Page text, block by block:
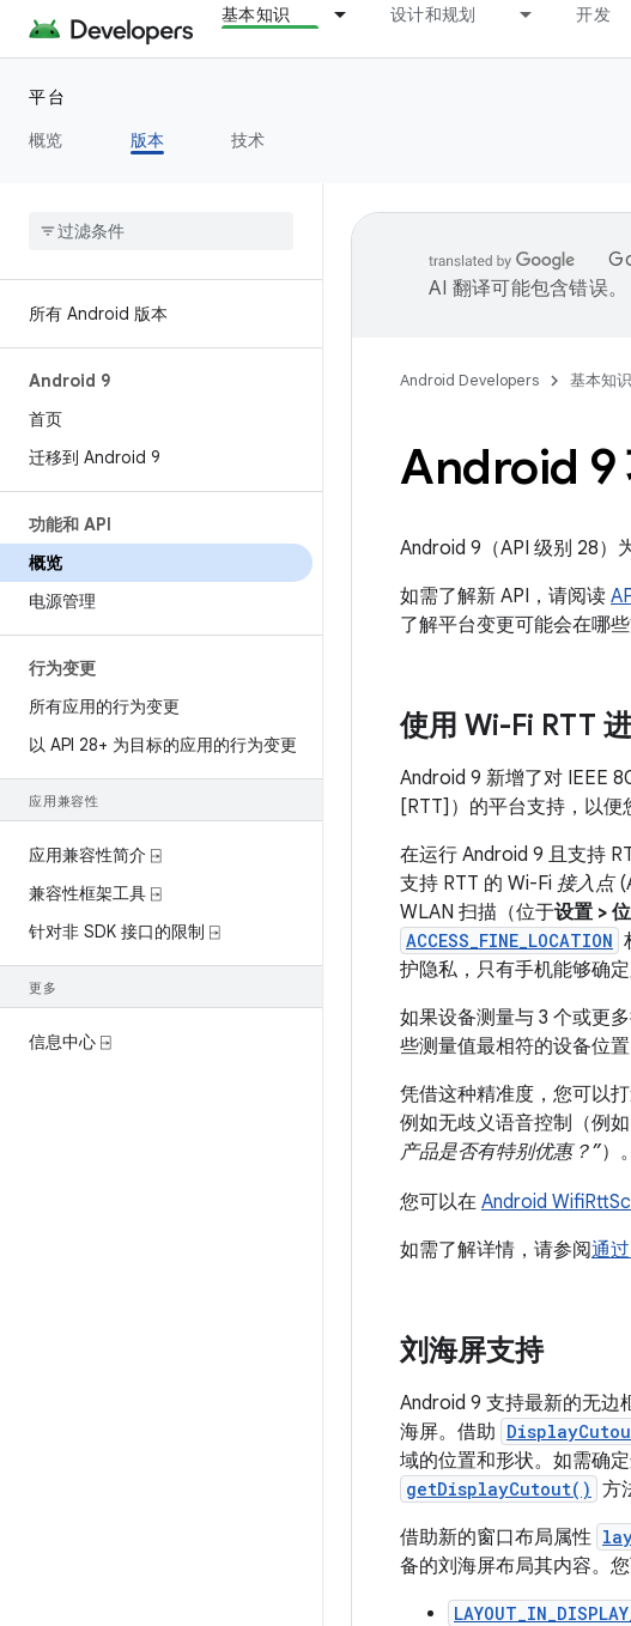
基本知识 设计和规划 开发
平台
概览
版本 技术
所有 Android 版本
Android 9
首页
迁移到 Android 9
功能和 API
概览
电源管理
行为变更
所有应用的行为变更
以 API 28+ 为目标的应用的行为变更
应用兼容性
应用兼容性简介 ⍈
兼容性框架工具 ⍈
针对非 SDK 接口的限制 ⍈
更多
信息中心 ⍈
AI 翻译可能包含错误。
Android Developers 基本知识
Android 9
Android 9（API 级别 28）
如需了解新 API，请阅读
了解平台变更可能会在哪
使用 Wi-Fi RTT
Android 9 新增了对 IEEE
[RTT]）的平台支持，以便
在运行 Android 9 且支持
支持 RTT 的 Wi-Fi 接入点
WLAN 扫描（位于设置 >
ACCESS_FINE_LOCATION
护隐私，只有手机能够确
如果设备测量与 3 个或更
些测量值最相符的设备位
凭借这种精准度，您可以
例如无歧义语音控制（例如
产品是否有特别优惠？”）。
您可以在 Android
如需了解详情，请参阅通
刘海屏支持
Android 9 支持最新的无边
海屏。借助
域的位置和形状。如需确
getDisplayCutout() 方
借助新的窗口布局属性
备的刘海屏布局其内容。